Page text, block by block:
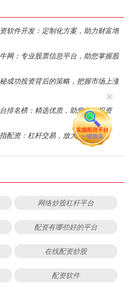
软件开发：定制化方案，助力财富增
网：专业股票信息平台，助您掌握股
成功投资背后的策略，把握市场上涨
排名榜：精选优质，助您稳健投资
配资：杠杆交易，放大收益！
网络炒股杠杆平台
配资有哪些好的平台
在线配资炒股
配资软件